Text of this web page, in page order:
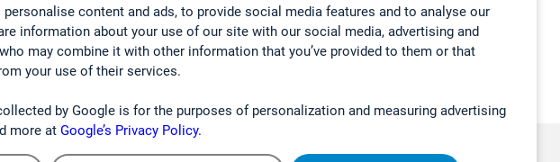
content and ads, to provide social media features and to analyse our
information about your use of our site with our social media, advertising and
may combine it with other information that you’ve provided to them or that
your use of their services.
by Google is for the purposes of personalization and measuring advertising
more at Google’s Privacy Policy.